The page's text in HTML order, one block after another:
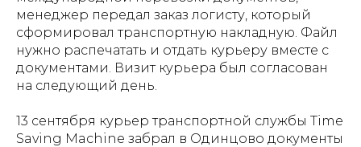
менеджер передал заказ логисту, который
сформировал транспортную накладную. Файл
нужно распечатать и отдать курьеру вместе с
документами. Визит курьера был согласован
на следующий день.
13 сентября курьер транспортной службы Time
Saving Machine забрал в Одинцово документы